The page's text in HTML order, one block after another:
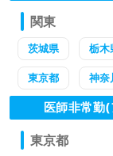
関東
茨城県 栃木
東京都 神奈
医師非常勤
東京都